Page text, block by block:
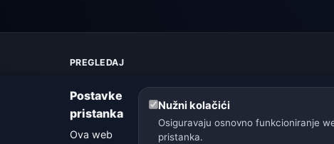
PREGLEDAJ
Upozorenja
Vodič
Rječnik vremena
Postavke
pristanka
Ova web
Nužni kolačići
Osiguravaju osnovno funkcioniranje
pristanka.